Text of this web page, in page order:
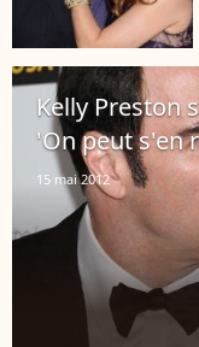
Kelly Preston
'On peut s'en
15 mai 2012